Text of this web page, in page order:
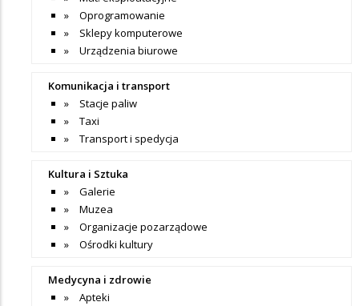
Oprogramowanie
Sklepy komputerowe
Urządzenia biurowe
Komunikacja i transport
Stacje paliw
Taxi
Transport i spedycja
Kultura i Sztuka
Galerie
Muzea
Organizacje pozarządowe
Ośrodki kultury
Medycyna i zdrowie
Apteki